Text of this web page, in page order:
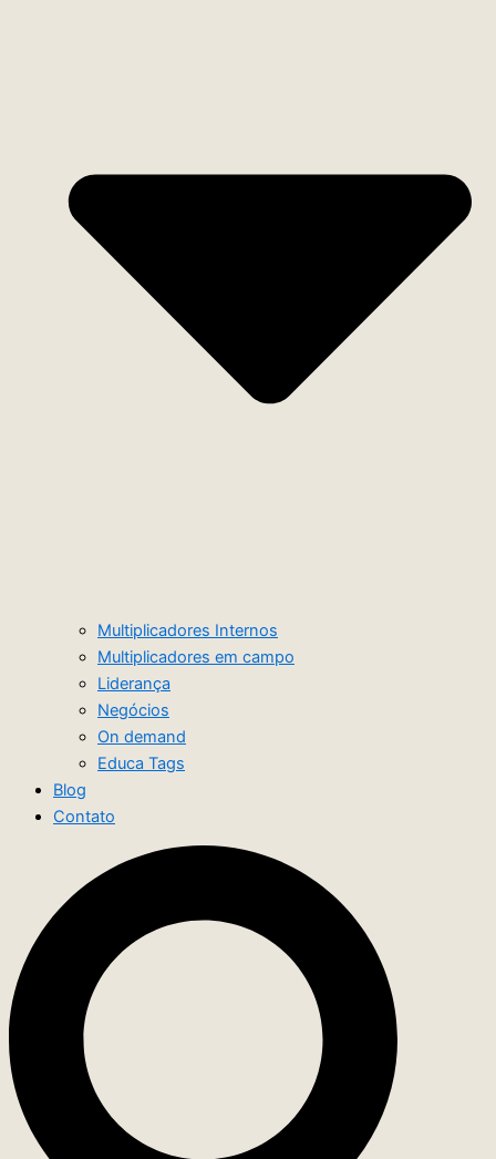
Multiplicadores Internos
Multiplicadores em campo
Liderança
Negócios
On demand
Educa Tags
Blog
Contato